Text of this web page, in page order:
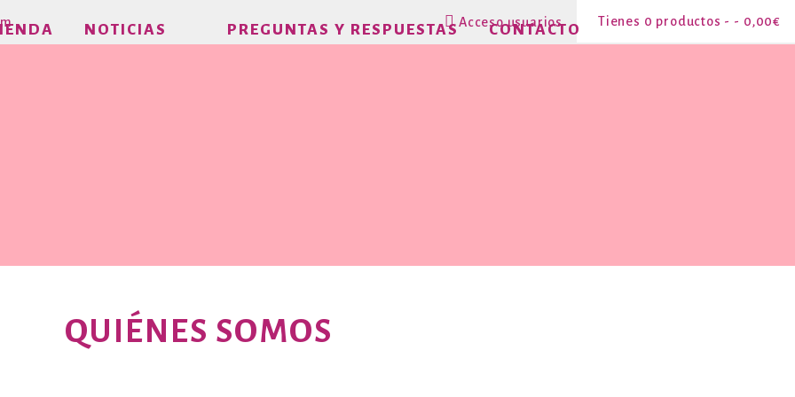
Acceso usuarios 0 productos - 0,00€
NOTICIAS PREGUNTAS Y RESPUESTAS CONTACTO
QUIÉNES SOMOS